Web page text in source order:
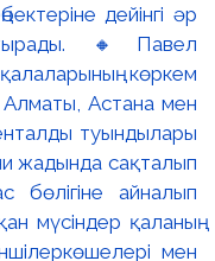
дейінгі әр
🔸Павел
көркем
Астана мен
туындылары
жадында сақталып
бөлігіне айналып
мүсіндер қаланың
мен